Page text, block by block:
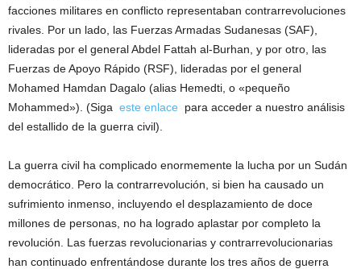
facciones militares en conflicto representaban contrarrevoluciones
rivales. Por un lado, las Fuerzas Armadas Sudanesas (SAF),
lideradas por el general Abdel Fattah al-Burhan, y por otro, las
Fuerzas de Apoyo Rápido (RSF), lideradas por el general
Mohamed Hamdan Dagalo (alias Hemedti, o «pequeño
Mohammed»). (Siga este enlace para acceder a nuestro análisis
del estallido de la guerra civil).
La guerra civil ha complicado enormemente la lucha por un Sudán
democrático. Pero la contrarrevolución, si bien ha causado un
sufrimiento inmenso, incluyendo el desplazamiento de doce
millones de personas, no ha logrado aplastar por completo la
revolución. Las fuerzas revolucionarias y contrarrevolucionarias
han continuado enfrentándose durante los tres años de guerra